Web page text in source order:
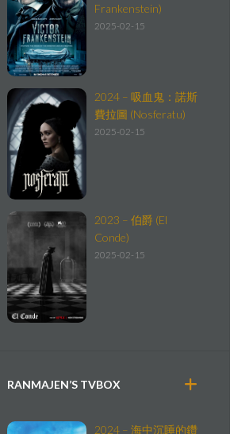
Frankenstein)
2025-02-15
2024 – 吸血鬼：諾斯
費拉圖 (Nosferatu)
2025-02-15
2023 – 伯爵 (El
Conde)
2025-02-15
RANMAJEN’S TVBOX
2024 – 海中沉睡的鑽